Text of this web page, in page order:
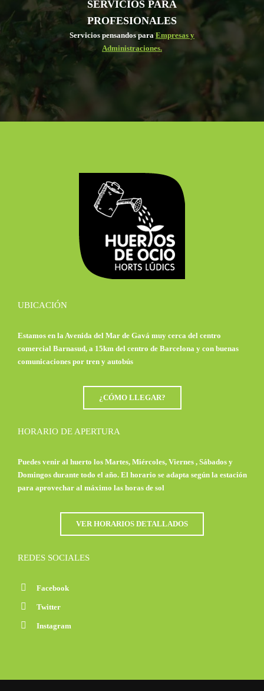
SERVICIOS PARA
PROFESIONALES
Servicios pensandos paraEmpresas y
Administraciones.
UBICACIÓN
Estamos en la Avenida del Mar de Gavá muy cerca del centro
comercial Barnasud, a 15km del centro de Barcelona y con buenas
comunicaciones por tren y autobús
¿CÓMO LLEGAR?
HORARIO DE APERTURA
Puedes venir al huerto los Martes, Miércoles, Viernes , Sábados y
Domingos durante todo el año. El horario se adapta según la estación
para aprovechar al máximo las horas de sol
VER HORARIOS DETALLADOS
REDES SOCIALES
Facebook
Twitter
Instagram